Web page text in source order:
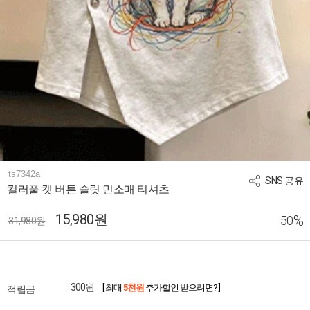
SNS 공유
ts7342a
컬러풀 캣 버튼 슬릿 민소매 티셔츠
31,980원 15,980원 50%
적립금 300원 [ 최대 5천원 추가할인 받으려면? ]